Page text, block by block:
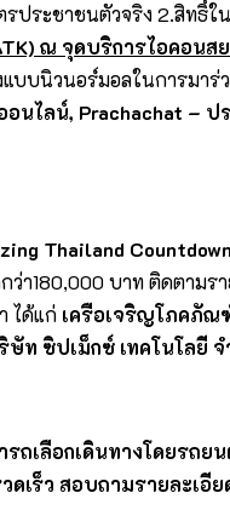
ประชาชนตัวจริง 2.สิทธิ์
ณ จุดบริการไอคอนส
บบนิวนอร์มอลในการมาร่
นไลน์, Prachachat – ป
Thailand
180,000 บาท ติดตามร
ได้แก่ เครือเจริญโภคภัณ
ท ซิปเม็กซ์ เทคโนโลยี
ถเลือกเดินทางโดยร
เร็ว สอบถามรายละเอีย